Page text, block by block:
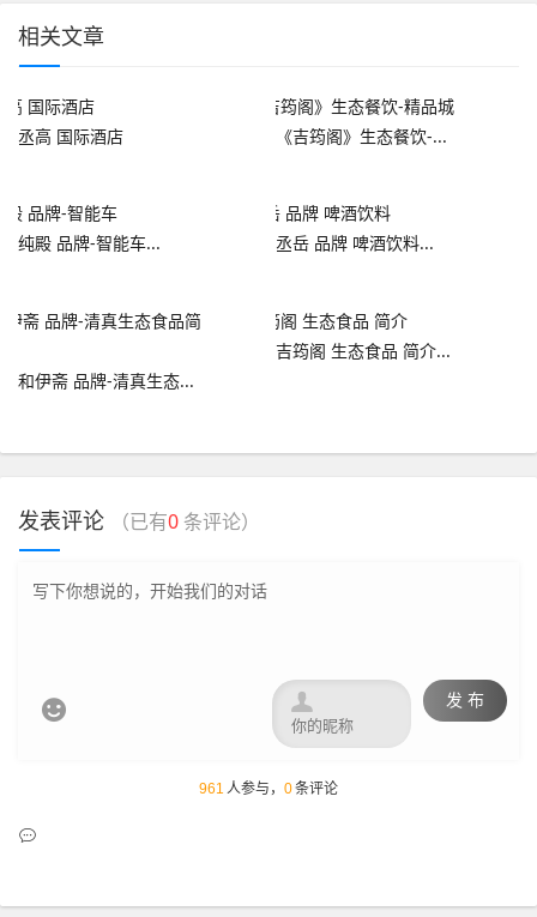
相关文章
丞高 国际酒店 《吉筠阁》生态餐饮-...
纯殿 品牌-智能车... 丞岳 品牌 啤酒饮料...
和伊斋 品牌-清真生态...
吉筠阁 生态食品 简介...
发表评论 （已有0 条评论）
 发 布

961 人参与， 0条评论